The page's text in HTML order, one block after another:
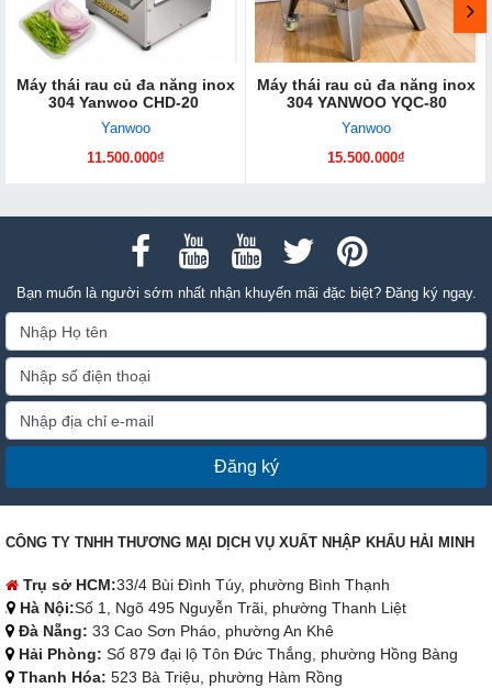
Máy thái rau củ đa năng inox
304 Yanwoo CHD-20
Yanwoo
11.500.000₫
Máy thái rau củ đa năng inox
304 YANWOO YQC-80
Yanwoo
15.500.000₫
Bạn muốn là người sớm nhất nhận khuyến mãi đặc biệt? Đăng ký ngay.
Đăng ký
CÔNG TY TNHH THƯƠNG MẠI DỊCH VỤ XUẤT NHẬP KHẨU HẢI MINH
Trụ sở HCM:33/4 Bùi Đình Túy, phường Bình Thạnh
Hà Nội:Số 1, Ngõ 495 Nguyễn Trãi, phường Thanh Liệt
Đà Nẵng: 33 Cao Sơn Pháo, phường An Khê
Hải Phòng: Số 879 đại lộ Tôn Đức Thắng, phường Hồng Bàng
Thanh Hóa: 523 Bà Triệu, phường Hàm Rồng